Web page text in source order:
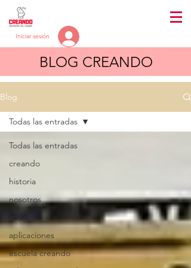
Iniciar sesión
BLOG CREANDO
Blog
Todas las entradas
creando
historia
nosotros
apps
aplicaciones
escuela creando
Todas las entradas